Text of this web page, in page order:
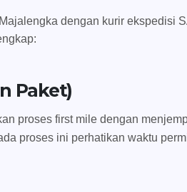
dengan kurir ekspedisi
Paket)
proses first mile dengan
proses ini perhatikan waktu